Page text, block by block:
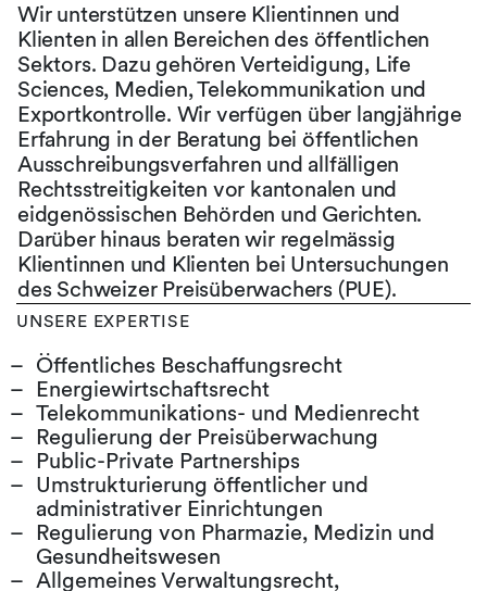
Wir unterstützen unsere Klientinnen und
Klienten in allen Bereichen des öffentlichen
Sektors. Dazu gehören Verteidigung, Life
Sciences, Medien, Telekommunikation und
Exportkontrolle. Wir verfügen über langjährige
Erfahrung in der Beratung bei öffentlichen
Ausschreibungsverfahren und allfälligen
Rechtsstreitigkeiten vor kantonalen und
eidgenössischen Behörden und Gerichten.
Darüber hinaus beraten wir regelmässig
Klientinnen und Klienten bei Untersuchungen
des Schweizer Preisüberwachers (PUE).
UNSERE EXPERTISE
Öffentliches Beschaffungsrecht
Energiewirtschaftsrecht
Telekommunikations- und Medienrecht
Regulierung der Preisüberwachung
Public-Private Partnerships
Umstrukturierung öffentlicher und
administrativer Einrichtungen
Regulierung von Pharmazie, Medizin und
Gesundheitswesen
Allgemeines Verwaltungsrecht,